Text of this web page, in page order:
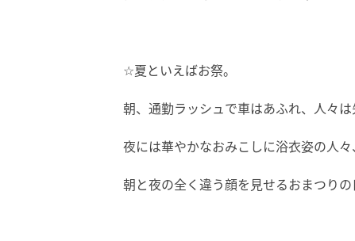
☆夏といえばお祭。
朝、通勤ラッシュで車はあふれ、人々は
夜には華やかなおみこしに浴衣姿の人
朝と夜の全く違う顔を見せるおまつりの